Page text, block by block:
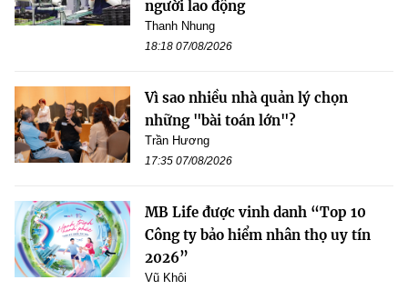
người lao động
Thanh Nhung
18:18 07/08/2026
Vì sao nhiều nhà quản lý chọn
những "bài toán lớn"?
Trần Hương
17:35 07/08/2026
MB Life được vinh danh “Top 10
Công ty bảo hiểm nhân thọ uy tín
2026”
Vũ Khôi